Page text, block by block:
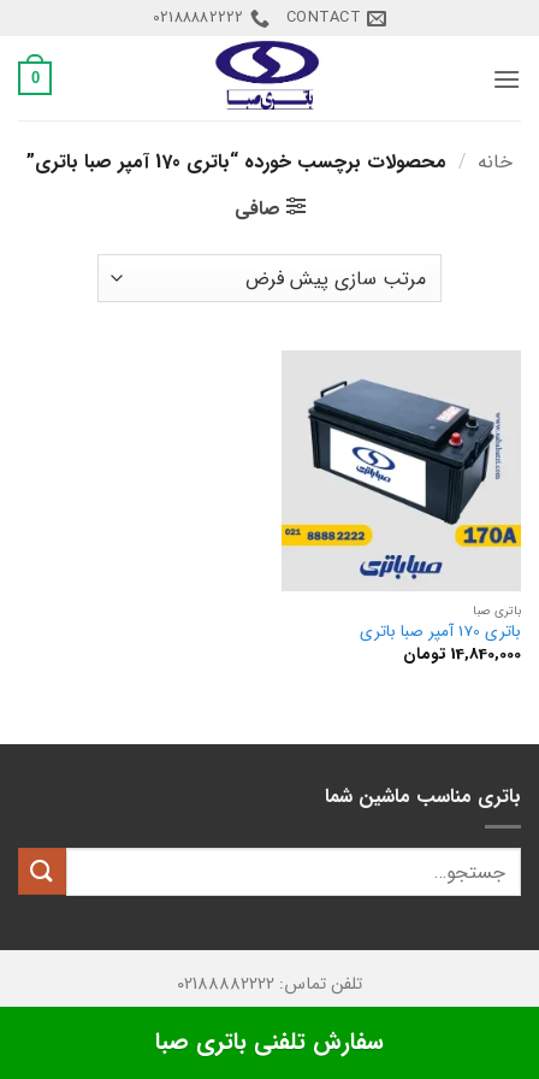
content
CONTACT
02188882222
0
خانه / محصولات برچسب خورده “باتری 170 آمپر صبا باتری”
صافی
باتری صبا
باتری 170 آمپر صبا باتری
14,840,000 تومان
باتری مناسب ماشین شما
تلفن تماس: 02188882222
سفارش تلفنی باتری صبا